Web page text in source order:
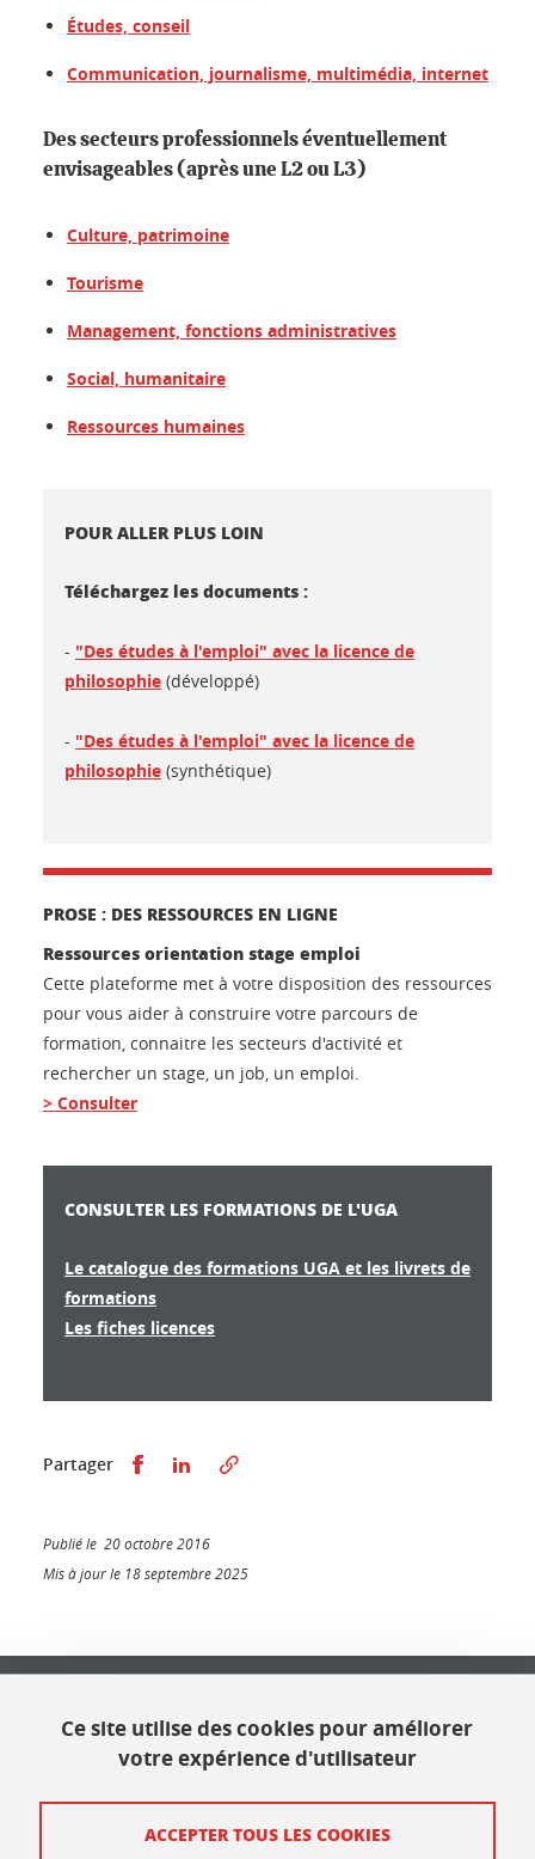
Études, conseil
Communication, journalisme, multimédia, internet
Des secteurs professionnels éventuellement
envisageables (après une L2 ou L3)
Culture, patrimoine
Tourisme
Management, fonctions administratives
Social, humanitaire
Ressources humaines
POUR ALLER PLUS LOIN
Téléchargez les documents :
- "Des études à l'emploi" avec la licence de
philosophie (développé)
- "Des études à l'emploi" avec la licence de
philosophie (synthétique)
PROSE : DES RESSOURCES EN LIGNE
Ressources orientation stage emploi
Cette plateforme met à votre disposition des ressources
pour vous aider à construire votre parcours de
formation, connaitre les secteurs d'activité et
rechercher un stage, un job, un emploi.
> Consulter
CONSULTER LES FORMATIONS DE L'UGA
Le catalogue des formations UGA et les livrets de
formations
Les fiches licences
Partager Partager sur Facebook
Partager sur LinkedIn
Publié le 20 octobre 2016
Mis à jour le 18 septembre 2025
621 avenue Centrale
38400 Saint Martin d'Hères
Ce site utilise des cookies pour améliorer
votre expérience d'utilisateur
ACCEPTER TOUS LES COOKIES